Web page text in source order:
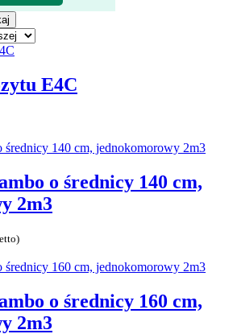
E4C
o średnicy 140 cm,
2m3
o średnicy 160 cm,
2m3